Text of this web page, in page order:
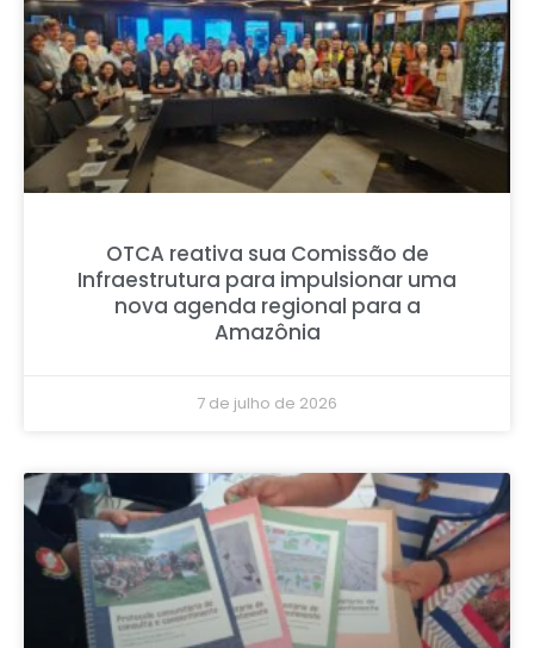
OTCA reativa sua Comissão de
Infraestrutura para impulsionar uma
nova agenda regional para a
Amazônia
7 de julho de 2026